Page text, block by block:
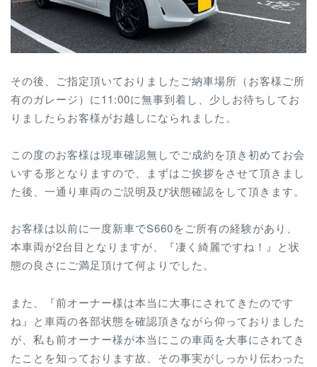
その後、ご指定頂いておりましたご納車場所（お客様ご所
有のガレージ）に11:00に無事到着し、少しお待ちしてお
りましたらお客様がお越しになられました。
この度のお客様は現車確認無しでご成約を頂き初めてお会
いする形となりますので、まずはご挨拶をさせて頂きまし
た後、一通り車両のご説明及び状態確認をして頂きます。
お客様は以前に一度新車でS660をご所有の経験があり、
本車両が2台目となりますが、『凄く綺麗ですね！』と状
態の良さにご満足頂けて何よりでした。
また、『前オーナー様は本当に大事にされてきたのです
ね』と車両の各部状態を確認頂きながら仰っておりました
が、私も前オーナー様が本当にこの車両を大事にされてき
たことを知っております故、その事実がしっかり伝わった